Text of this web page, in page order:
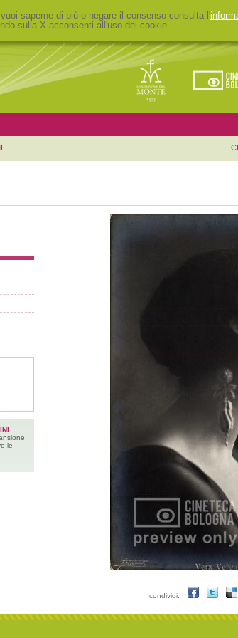
saperne di più o negare il consenso consulta l'
sulla X acconsenti all'uso dei cookie.
le
condividi: